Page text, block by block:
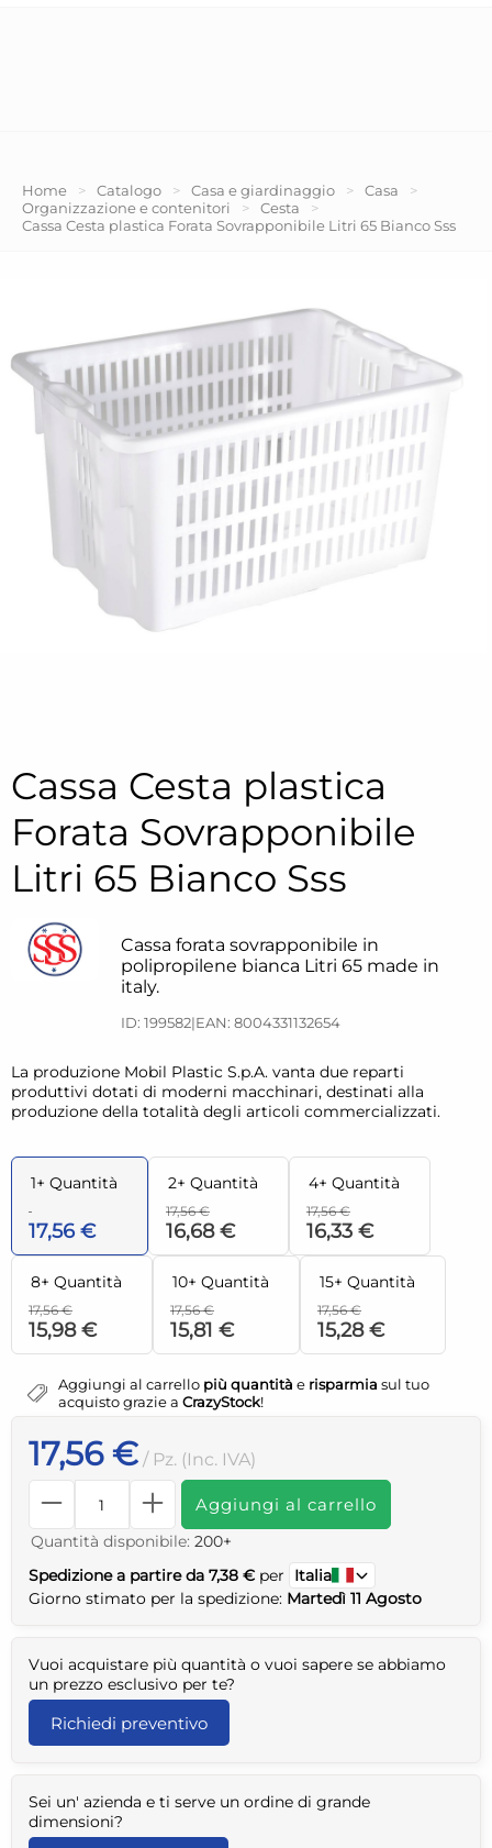
Home > Catalogo > Casa e giardinaggio > Casa
>
Organizzazione e contenitori
> Cesta
>
Cassa Cesta plastica Forata Sovrapponibile Litri 65 Bianco Sss
Cassa Cesta plastica
Forata Sovrapponibile
Litri 65 Bianco Sss
Cassa forata sovrapponibile in
polipropilene bianca Litri 65 made in
italy.
ID: 199582|EAN: 8004331132654
La produzione Mobil Plastic S.p.A. vanta due reparti
produttivi dotati di moderni macchinari, destinati alla
produzione della totalità degli articoli commercializzati.
1+ Quantità
17,56 €
2+ Quantità
17,56 €
16,68 €
4+ Quantità
17,56 €
16,33 €
8+ Quantità
17,56 €
15,98 €
10+ Quantità
17,56 €
15,81 €
15+ Quantità
17,56 €
15,28 €
Aggiungi al carrello più quantità e risparmia sul tuo
acquisto grazie a CrazyStock!
17,56 € / Pz. (Inc. IVA)
Aggiungi al carrello
Quantità disponibile: 200+
Spedizione a partire da 7,38 € per
Italia
Giorno stimato per la spedizione: Martedì 11 Agosto
Vuoi acquistare più quantità o vuoi sapere se abbiamo
un prezzo esclusivo per te?
Richiedi preventivo
Sei un' azienda e ti serve un ordine di grande
dimensioni?